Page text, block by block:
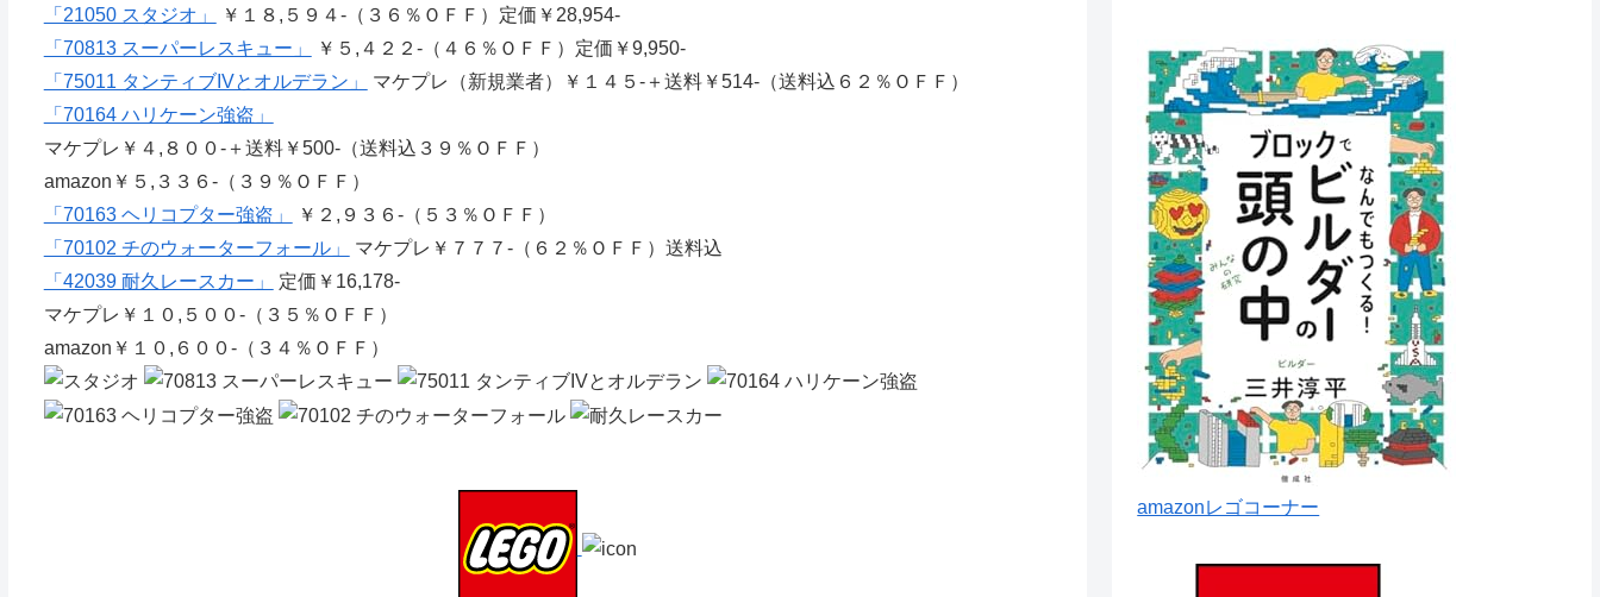
「21050 スタジオ」
￥１８,５９４-（３６％ＯＦＦ）定価￥28,954-
「70813 スーパーレスキュー」
￥５,４２２-（４６％ＯＦＦ）定価￥9,950-
「75011 タンティブIVとオルデラン」
マケプレ（新規業者）￥１４５-＋送料￥514-（送料込６２％ＯＦＦ）
「70164 ハリケーン強盗」
マケプレ￥４,８００-＋送料￥500-（送料込３９％ＯＦＦ）
amazon￥５,３３６-（３９％ＯＦＦ）
「70163 ヘリコプター強盗」
￥２,９３６-（５３％ＯＦＦ）
「70102 チのウォーターフォール」
マケプレ￥７７７-（６２％ＯＦＦ）送料込
「42039 耐久レースカー」
定価￥16,178-
マケプレ￥１０,５００-（３５％ＯＦＦ）
amazon￥１０,６００-（３４％ＯＦＦ）
amazonレゴコーナー